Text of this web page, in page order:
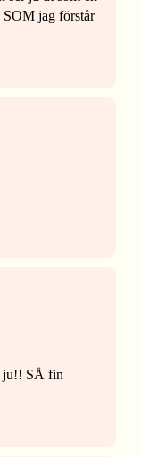
jag förstår
ju!! SÅ fin